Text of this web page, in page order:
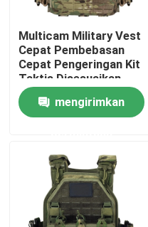
Tentang kita
Kontak
Produk
Seragam Tempur Militer
Multicam Military Vest
Cepat Pembebasan
Cepat Pengeringan Kit
Taktis Disesuaikan
mengirimkan